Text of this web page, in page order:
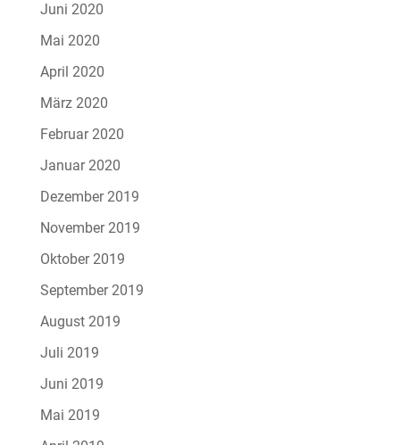
Juni 2020
Mai 2020
April 2020
März 2020
Februar 2020
Januar 2020
Dezember 2019
November 2019
Oktober 2019
September 2019
August 2019
Juli 2019
Juni 2019
Mai 2019